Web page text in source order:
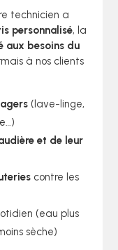
technicien a
personnalisé, la
aux besoins du
à nos clients
(lave-linge,
et de leur
contre les
(eau plus
sèche)